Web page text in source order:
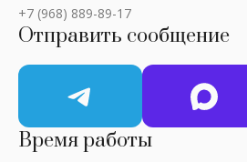
+7 (968) 889-89-17
Отправить сообщение
Время работы